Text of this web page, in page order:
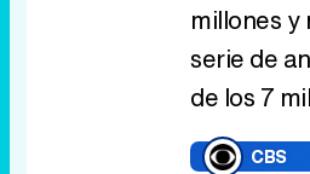
millones y
serie de
de los 7
CBS